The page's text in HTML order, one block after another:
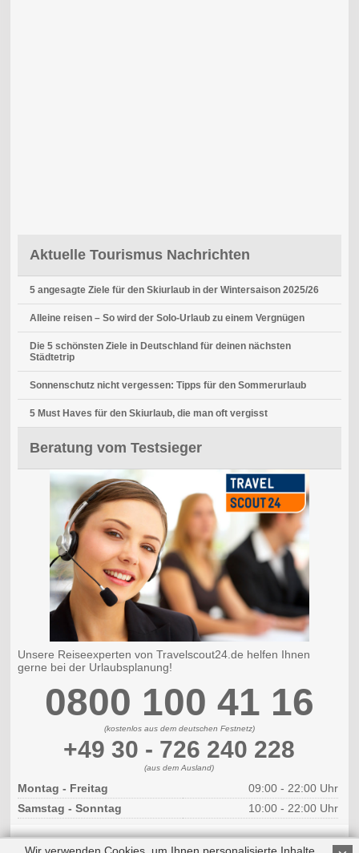
Aktuelle Tourismus Nachrichten
5 angesagte Ziele für den Skiurlaub in der Wintersaison 2025/26
Alleine reisen – So wird der Solo-Urlaub zu einem Vergnügen
Die 5 schönsten Ziele in Deutschland für deinen nächsten
Städtetrip
Sonnenschutz nicht vergessen: Tipps für den Sommerurlaub
5 Must Haves für den Skiurlaub, die man oft vergisst
Beratung vom Testsieger
Unsere Reiseexperten von Travelscout24.de helfen Ihnen
gerne bei der Urlaubsplanung!
0800 100 41 16
(kostenlos aus dem deutschen Festnetz)
+49 30 - 726 240 228
(aus dem Ausland)
Montag - Freitag
09:00 - 22:00 Uhr
Samstag - Sonntag
10:00 - 22:00 Uhr